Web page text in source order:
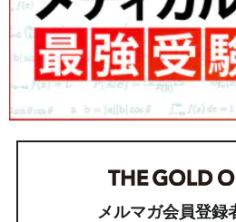
メルマガ会員登録